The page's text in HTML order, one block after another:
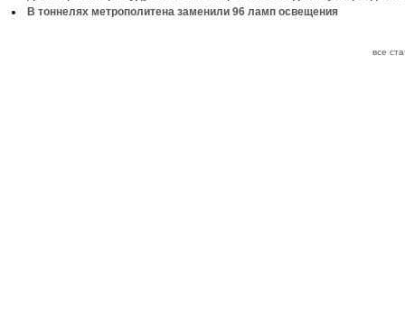
В тоннелях метрополитена заменили 96 ламп освещения
все